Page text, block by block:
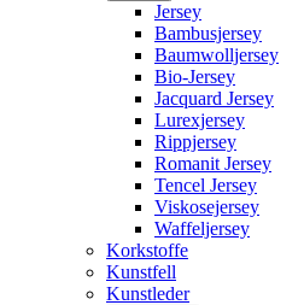
Jersey
Bambusjersey
Baumwolljersey
Bio-Jersey
Jacquard Jersey
Lurexjersey
Rippjersey
Romanit Jersey
Tencel Jersey
Viskosejersey
Waffeljersey
Korkstoffe
Kunstfell
Kunstleder